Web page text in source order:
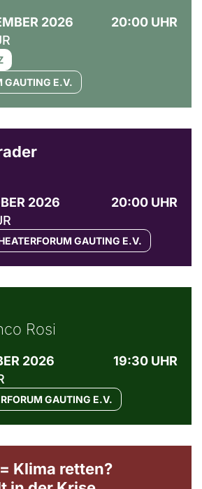
2026
20:00 UHR
GAUTING E.V.
2026
20:00 UHR
GAUTING E.V.
Rosi
2026
19:30 UHR
GAUTING E.V.
Klima retten?